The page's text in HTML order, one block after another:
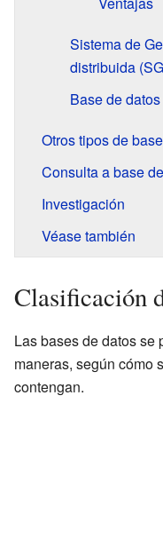
Sistema de
distribuida
Base de
Otros tipos de
Consulta a base
Investigación
Véase también
Clasificación
Las bases de datos se
maneras, según cómo
contengan.